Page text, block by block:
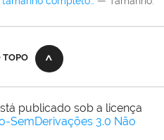
TOPO
publicado sob a licença
SemDerivações 3.0 Não